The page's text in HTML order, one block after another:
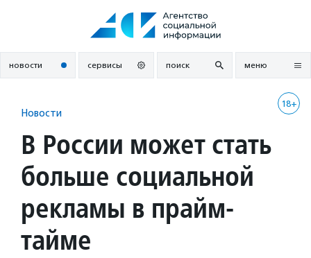
новости сервисы поиск меню
18+
Новости
В России может стать
больше социальной
рекламы в прайм-
тайме